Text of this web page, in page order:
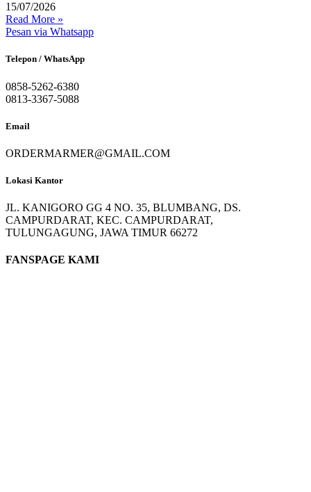
15/07/2026
Read More »
Pesan via Whatsapp
Telepon / WhatsApp
0858-5262-6380
0813-3367-5088
Email
ORDERMARMER@GMAIL.COM
Lokasi Kantor
JL. KANIGORO GG 4 NO. 35, BLUMBANG, DS.
CAMPURDARAT, KEC. CAMPURDARAT,
TULUNGAGUNG, JAWA TIMUR 66272
FANSPAGE KAMI